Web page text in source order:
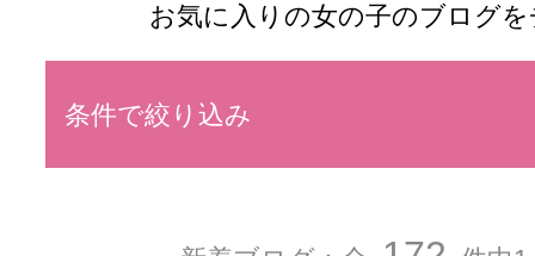
お気に入りの女の子のブログ
条件で絞り込み